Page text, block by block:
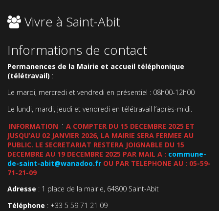
Vivre à Saint-Abit
Informations de contact
Permanences de la Mairie et accueil téléphonique
(télétravail) :
Le mardi, mercredi et vendredi en présentiel : 08h00-12h00
Le lundi, mardi, jeudi et vendredi en télétravail l’après-midi.
INFORMATION : A COMPTER DU 15 DECEMBRE 2025 ET
JUSQU’AU 02 JANVIER 2026, LA MAIRIE SERA FERMEE AU
PUBLIC. LE SECRETARIAT RESTERA JOIGNABLE DU 15
DECEMBRE AU 19 DECEMBRE 2025 PAR MAIL A : commune-
de-saint-abit@wanadoo.fr OU PAR TELEPHONE AU : 05-59-
71-21-09
Adresse : 1 place de la mairie, 64800 Saint-Abit
Téléphone : +33 5 59 71 21 09